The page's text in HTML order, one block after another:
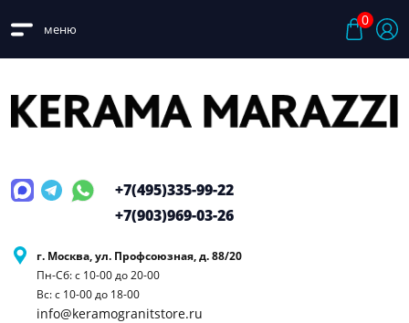
меню
0
г. Москва, ул. Профсоюзная, д. 88/20
Пн-Сб: с 10-00 до 20-00
Вс: с 10-00 до 18-00
info@keramogranitstore.ru
+7(495)335-99-22
+7(903)969-03-26